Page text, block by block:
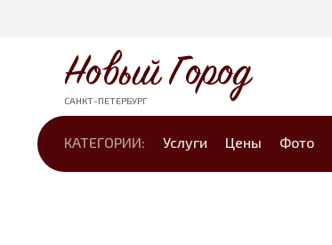
Новый Город
САНКТ-ПЕТЕРБУРГ
КАТЕГОРИИ: Услуги Цены Фото